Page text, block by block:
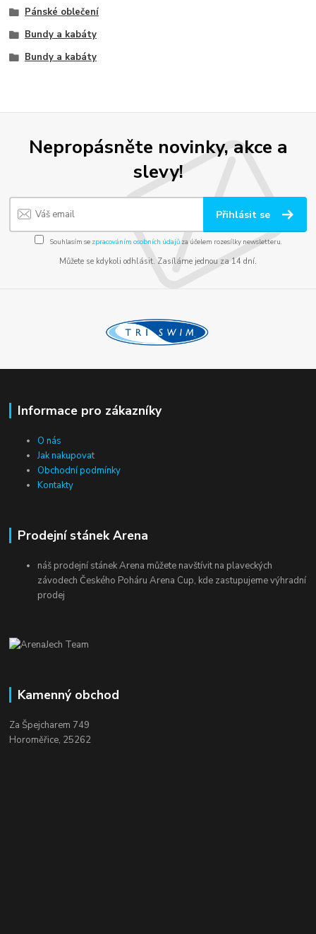
Pánské oblečení
Bundy a kabáty
Bundy a kabáty
Nepropásněte novinky, akce a
slevy!
Přihlásit se
Souhlasím se zpracováním osobních údajůza účelem rozesílky newsletteru.
Můžete se kdykoli odhlásit. Zasíláme jednou za 14 dní.
Informace pro zákazníky
O nás
Jak nakupovat
Obchodní podmínky
Kontakty
Prodejní stánek Arena
náš prodejní stánek Arena můžete navštívit na plaveckých
závodech Českého Poháru Arena Cup, kde zastupujeme výhradní
prodej
Kamenný obchod
Za Špejcharem 749
Horoměřice, 25262